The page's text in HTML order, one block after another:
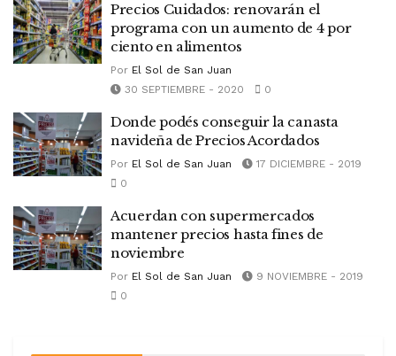
Precios Cuidados: renovarán el
programa con un aumento de 4 por
ciento en alimentos
Por El Sol de San Juan
30 SEPTIEMBRE - 2020
0
Donde podés conseguir la canasta
navideña de Precios Acordados
Por El Sol de San Juan
17 DICIEMBRE - 2019
0
Acuerdan con supermercados
mantener precios hasta fines de
noviembre
Por El Sol de San Juan
9 NOVIEMBRE - 2019
0